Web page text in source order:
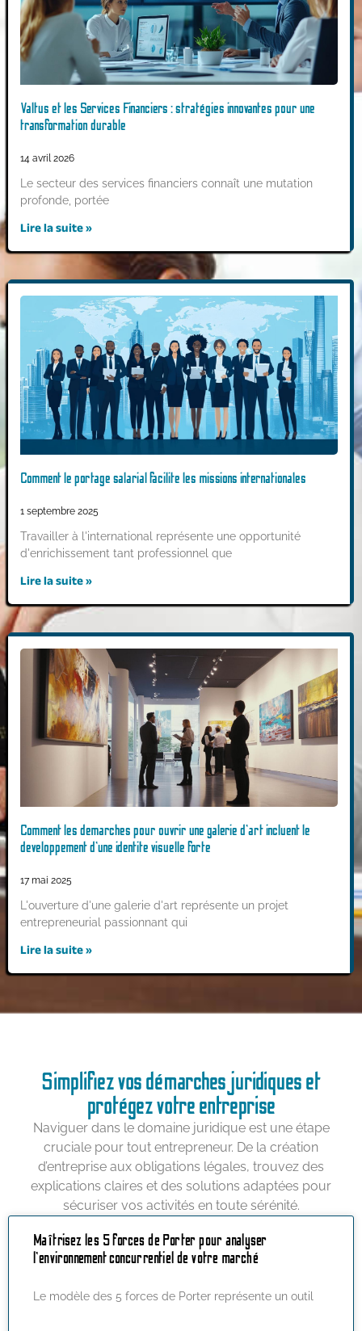
Valtus et les Services Financiers : stratégies innovantes pour une
transformation durable
14 avril 2026
Le secteur des services financiers connaît une mutation
profonde, portée
Lire la suite »
Comment le portage salarial facilite les missions internationales
1 septembre 2025
Travailler à l'international représente une opportunité
d'enrichissement tant professionnel que
Lire la suite »
Comment les demarches pour ouvrir une galerie d’art incluent le
developpement d’une identite visuelle forte
17 mai 2025
L'ouverture d'une galerie d'art représente un projet
entrepreneurial passionnant qui
Lire la suite »
Simplifiez vos démarches juridiques et
protégez votre entreprise
Naviguer dans le domaine juridique est une étape
cruciale pour tout entrepreneur. De la création
d’entreprise aux obligations légales, trouvez des
explications claires et des solutions adaptées pour
sécuriser vos activités en toute sérénité.
Maîtrisez les 5 forces de Porter pour analyser
l’environnement concurrentiel de votre marché
Le modèle des 5 forces de Porter représente un outil